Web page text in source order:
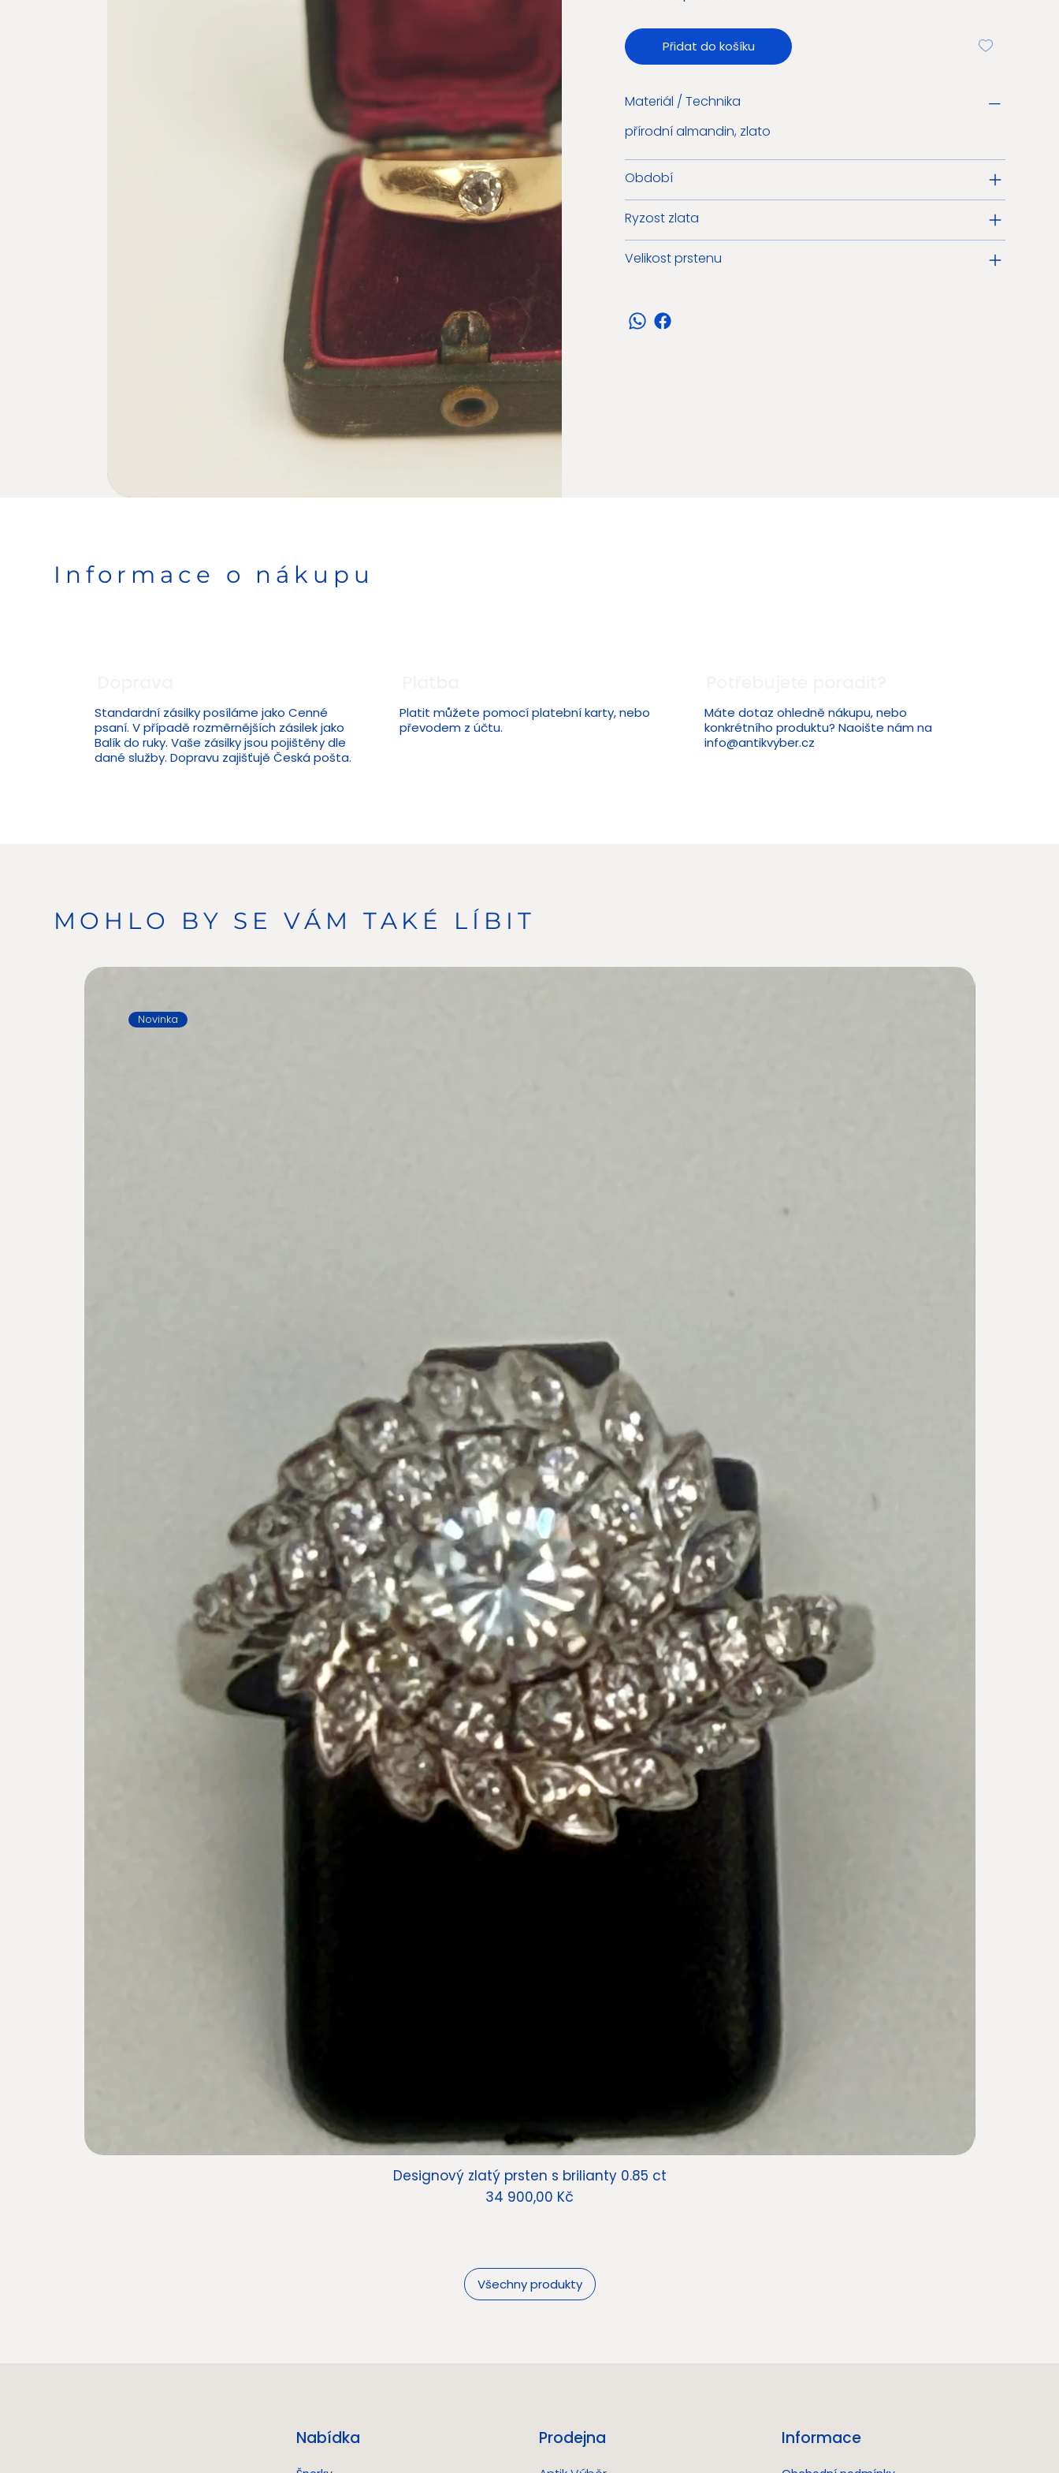
Přidat do košíku
Materiál / Technika
přírodní almandin, zlato
Období
Ryzost zlata
Velikost prstenu
Informace o nákupu
Standardní zásilky posíláme jako Cenné
psaní. V případě rozměrnějších zásilek jako
Balík do ruky. Vaše zásilky jsou pojištěny dle
dané služby. Dopravu zajišťujě Česká pošta.
Platit můžete pomocí platební karty, nebo
převodem z účtu.
Máte dotaz ohledně nákupu, nebo
konkrétního produktu? Naoište nám na
info@antikvyber.cz
Všechny produkty
Novinka
Designový zlatý prsten s brilianty 0.85 ct
Cena
34 900,00 Kč
MOHLO BY SE VÁM TAKÉ LÍBIT
Nabídka Prodejna Informace